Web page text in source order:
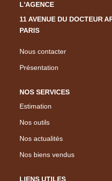
L'AGENCE
11 AVENUE DU DOCTEUR
PARIS
Nous contacter
Présentation
NOS SERVICES
Estimation
Nos outils
Nos actualités
Nos biens vendus
LIENS UTILES